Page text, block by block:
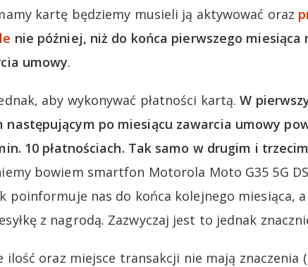
kartę będziemy musieli ją aktywować oraz
nie później, niż do końca pierwszego miesiąca
umowy.
aby wykonywać płatności kartą.W
następującym po miesiącu zawarcia umowy
10 płatnościach. Tak samo w drugim i
bowiem smartfon Motorola Moto G35 5G
poinformuje nas do końca kolejnego miesiąca,
z nagrodą. Zazwyczaj jest to jednak
ilość oraz miejsce transakcji nie mają znaczenia